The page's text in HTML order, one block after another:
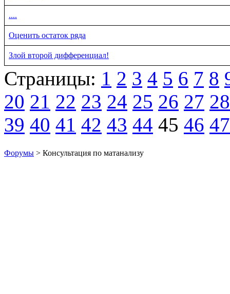
....
Оценить остаток ряда
Злой второй дифференциал!
Страницы: 1 2 3 4 5 6 7 8
20 21 22 23 24 25 26 27 28
39 40 41 42 43 44 45 46 47
Форумы > Консультация по матанализу